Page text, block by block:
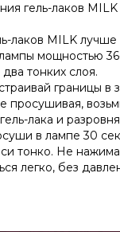
гель-лаков MILK
лаков MILK лучше
мощностью
тонких слоя.
границы в
просушивая,
лака и
в лампе 30
тонко. Не
легко, без